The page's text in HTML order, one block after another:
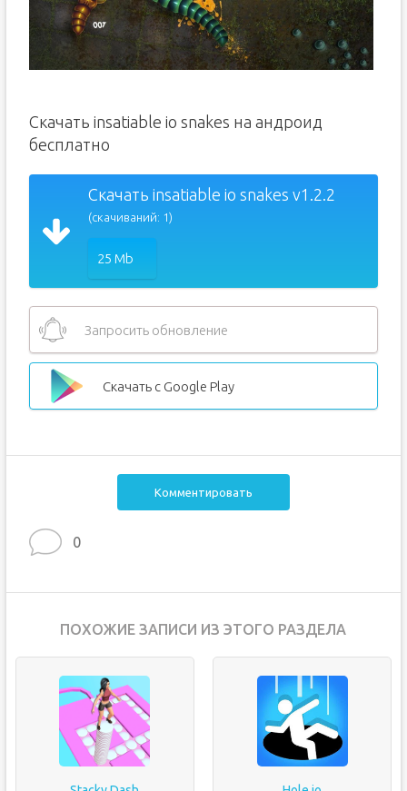
Скачать insatiable io snakes на андроид
бесплатно
Скачать insatiable io snakes v1.2.2
(скачиваний: 1)
25 Mb
Запросить обновление
Скачать с Google Play
Комментировать
0
ПОХОЖИЕ ЗАПИСИ ИЗ ЭТОГО РАЗДЕЛА